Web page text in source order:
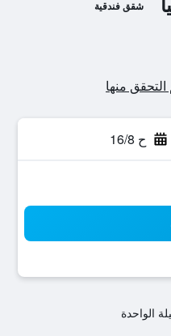
شقق فندقية
ح 16/8
الواحدة